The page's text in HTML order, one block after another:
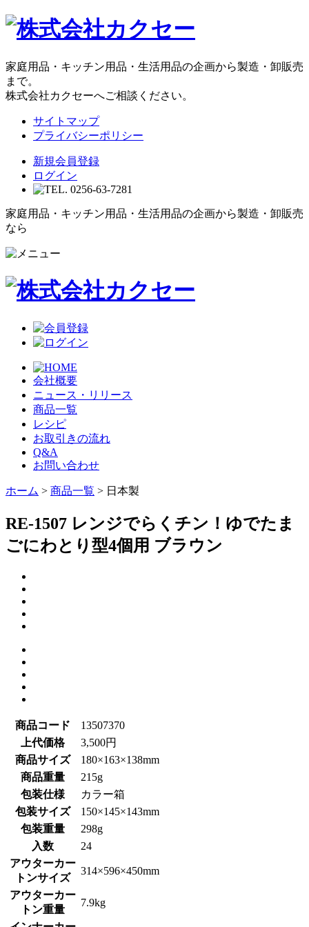
家庭用品・キッチン用品・生活用品の企画から製造・卸販売
まで。
株式会社カクセーへご相談ください。
サイトマップ
プライバシーポリシー
新規会員登録
ログイン
家庭用品・キッチン用品・生活用品の企画から製造・卸販売
なら
会社概要
ニュース・リリース
商品一覧
レシピ
お取引きの流れ
Q&A
お問い合わせ
ホーム > 商品一覧 > 日本製
RE-1507 レンジでらくチン！ゆでたま
ごにわとり型4個用 ブラウン
商品コード
13507370
上代価格
3,500円
商品サイズ
180×163×138mm
商品重量
215g
包装仕様
カラー箱
包装サイズ
150×145×143mm
包装重量
298g
入数
24
アウターカー
トンサイズ
314×596×450mm
アウターカー
トン重量
7.9kg